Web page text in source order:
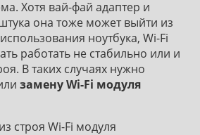
Хотя вай-фай адаптер и
она тоже может выйти из
ноутбука, Wi-Fi
работать не стабильно или и
В таких случаях нужно
замену Wi-Fi модуля
строя Wi-Fi модуля